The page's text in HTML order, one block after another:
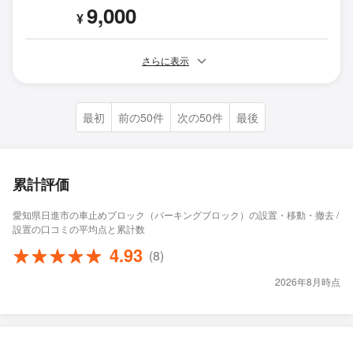
¥9,000
さらに表示
最初 前の50件 次の50件 最後
累計評価
愛知県日進市の車止めブロック（パーキングブロック）の設置・移動・撤去 /
設置の口コミの平均点と累計数
4.93 (8)
2026年8月時点